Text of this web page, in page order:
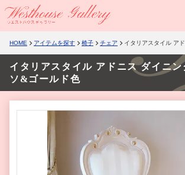
HOME アイテムを探す 椅子 チェア イタリアスタイル ア
イタリアスタイル アドニス ダイニン
ソ&ゴールド色